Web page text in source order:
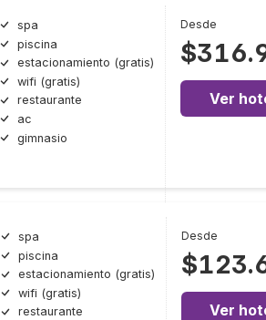
spa
piscina
estacionamiento (gratis)
wifi (gratis)
restaurante
ac
gimnasio
Desde
Ver
spa
piscina
estacionamiento (gratis)
wifi (gratis)
restaurante
Desde
Ver